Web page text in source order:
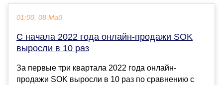
01:00, 08 Май
С начала 2022 года онлайн-продажи SOK
выросли в 10 раз
За первые три квартала 2022 года онлайн-
продажи SOK выросли в 10 раз по сравнению с